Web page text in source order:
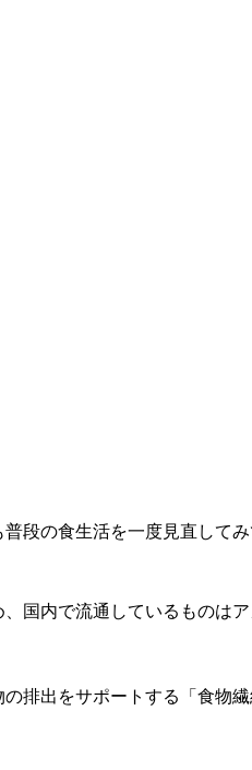
段の食生活を一度見直して
国内で流通しているものは
排出をサポートする「食物